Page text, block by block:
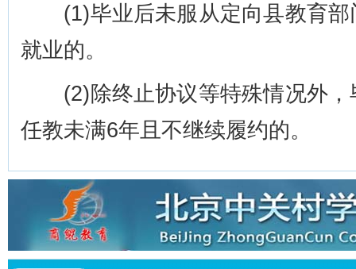
(1)毕业后未服从定向县教育部
就业的。
(2)除终止协议等特殊情况外，
任教未满6年且不继续履约的。